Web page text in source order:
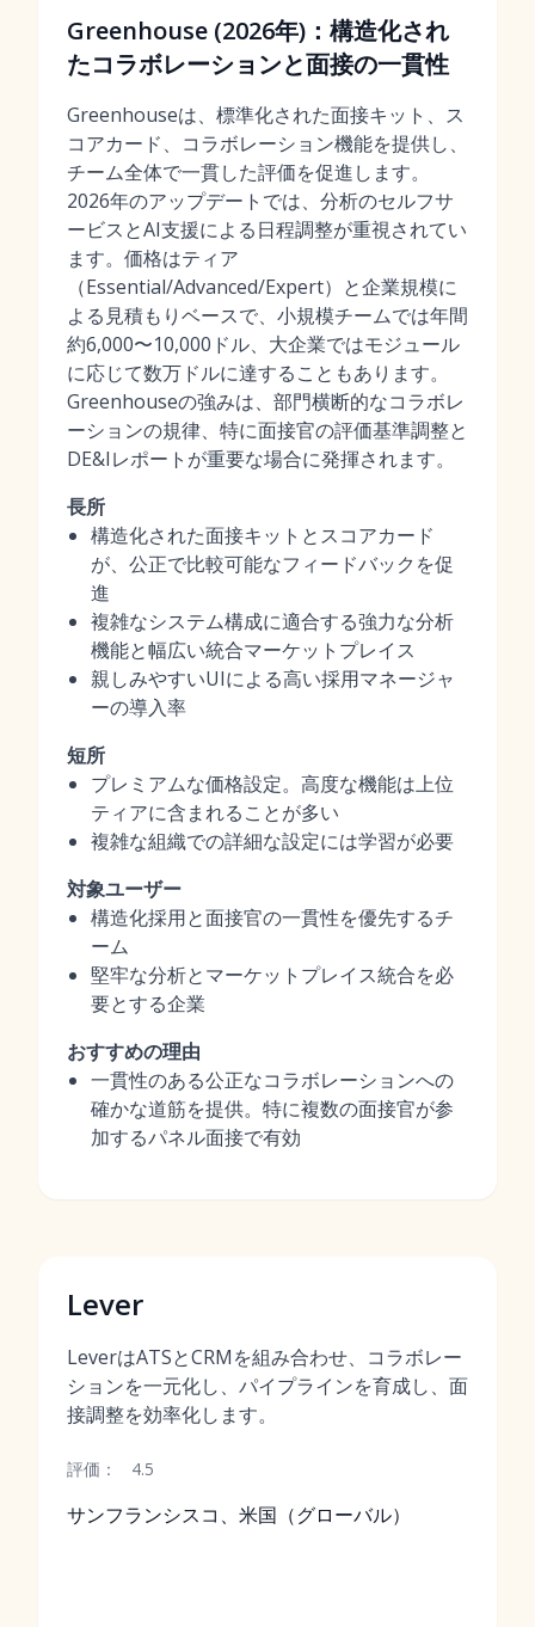
Greenhouse (2026年)：構造化され
たコラボレーションと面接の一貫性
Greenhouseは、標準化された面接キット、ス
コアカード、コラボレーション機能を提供し、
チーム全体で一貫した評価を促進します。
2026年のアップデートでは、分析のセルフサ
ービスとAI支援による日程調整が重視されてい
ます。価格はティア
（Essential/Advanced/Expert）と企業規模に
よる見積もりベースで、小規模チームでは年間
約6,000〜10,000ドル、大企業ではモジュール
に応じて数万ドルに達することもあります。
Greenhouseの強みは、部門横断的なコラボレ
ーションの規律、特に面接官の評価基準調整と
DE&Iレポートが重要な場合に発揮されます。
長所
構造化された面接キットとスコアカード
が、公正で比較可能なフィードバックを促
進
複雑なシステム構成に適合する強力な分析
機能と幅広い統合マーケットプレイス
親しみやすいUIによる高い採用マネージャ
ーの導入率
短所
プレミアムな価格設定。高度な機能は上位
ティアに含まれることが多い
複雑な組織での詳細な設定には学習が必要
対象ユーザー
構造化採用と面接官の一貫性を優先するチ
ーム
堅牢な分析とマーケットプレイス統合を必
要とする企業
おすすめの理由
一貫性のある公正なコラボレーションへの
確かな道筋を提供。特に複数の面接官が参
加するパネル面接で有効
Lever
LeverはATSとCRMを組み合わせ、コラボレー
ションを一元化し、パイプラインを育成し、面
接調整を効率化します。
評価： 4.5
サンフランシスコ、米国（グローバル）